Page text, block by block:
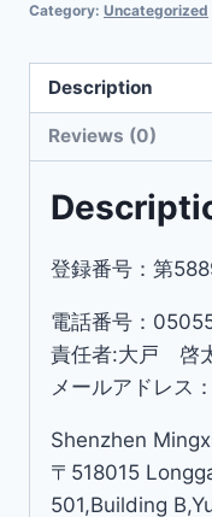
Category: Uncategorized
Description
Reviews (0)
登録番号：第
電話番号：
責任者:大戸 啓
メールアドレス
Shenzhen
〒518015
501,Building